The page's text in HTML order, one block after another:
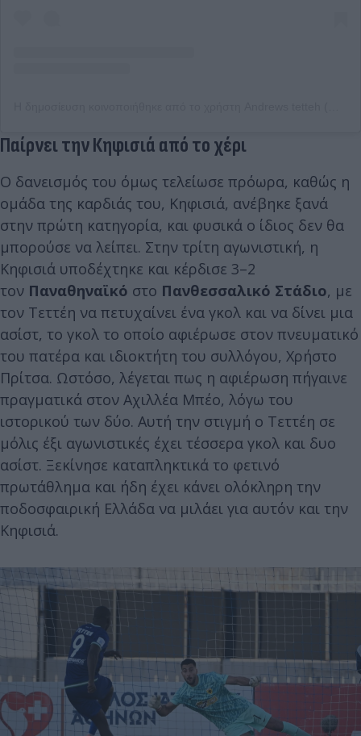
Παίρνει την Κηφισιά από το χέρι
Ο δανεισμός του όμως τελείωσε πρόωρα, καθώς η
ομάδα της καρδιάς του, Κηφισιά, ανέβηκε ξανά
στην πρώτη κατηγορία, και φυσικά ο ίδιος δεν θα
μπορούσε να λείπει. Στην τρίτη αγωνιστική, η
Κηφισιά υποδέχτηκε και κέρδισε 3–2
τον Παναθηναϊκό στο Πανθεσσαλικό Στάδιο, με
τον Τεττέη να πετυχαίνει ένα γκολ και να δίνει μια
ασίστ, το γκολ το οποίο αφιέρωσε στον πνευματικό
του πατέρα και ιδιοκτήτη του συλλόγου, Χρήστο
Πρίτσα. Ωστόσο, λέγεται πως η αφιέρωση πήγαινε
πραγματικά στον Αχιλλέα Μπέο, λόγω του
ιστορικού των δύο. Αυτή την στιγμή ο Τεττέη σε
μόλις έξι αγωνιστικές έχει τέσσερα γκολ και δυο
ασίστ. Ξεκίνησε καταπληκτικά το φετινό
πρωτάθλημα και ήδη έχει κάνει ολόκληρη την
ποδοσφαιρική Ελλάδα να μιλάει για αυτόν και την
Κηφισιά.